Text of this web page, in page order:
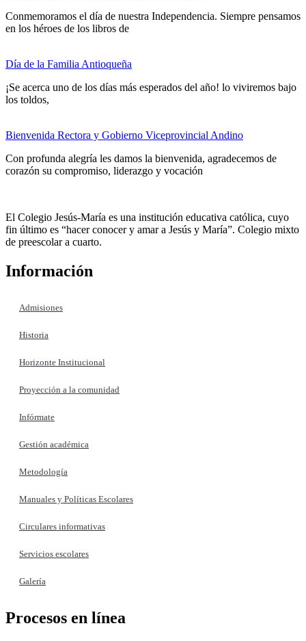
Conmemoramos el día de nuestra Independencia. Siempre pensamos
en los héroes de los libros de
Día de la Familia Antioqueña
¡Se acerca uno de los días más esperados del año! lo viviremos bajo
los toldos,
Bienvenida Rectora y Gobierno Viceprovincial Andino
Con profunda alegría les damos la bienvenida, agradecemos de
corazón su compromiso, liderazgo y vocación
El Colegio Jesús-María es una institución educativa católica, cuyo
fin último es “hacer conocer y amar a Jesús y María”. Colegio mixto
de preescolar a cuarto.
Información
Admisiones
Historia
Horizonte Institucional
Proyección a la comunidad
Infórmate
Gestión académica
Metodología
Manuales y Políticas Escolares
Circulares informativas
Servicios escolares
Galería
Procesos en línea